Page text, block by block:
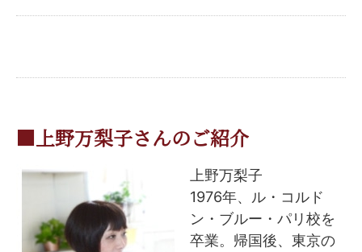
■上野万梨子さんのご紹介
上野万梨子
1976年、ル・コルド
ン・ブルー・パリ校を
卒業。帰国後、東京の